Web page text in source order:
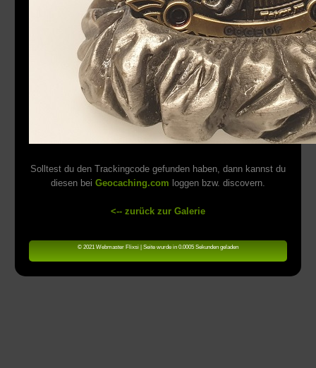
Solltest du den Trackingcode gefunden haben, dann kannst du
diesen bei Geocaching.com loggen bzw. discovern.
<-- zurück zur Galerie
© 2021 Webmaster Flixsi | Seite wurde in 0.0005 Sekunden geladen